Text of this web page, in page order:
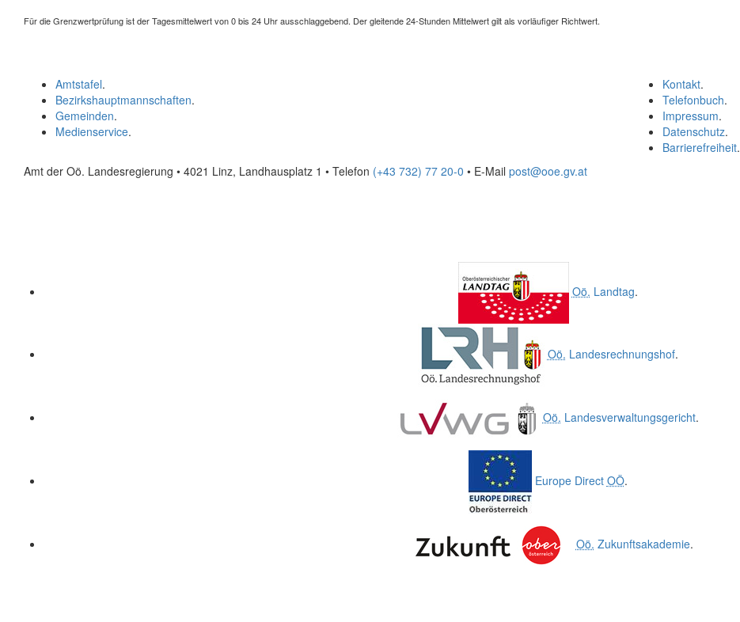
Für die Grenzwertprüfung ist der Tagesmittelwert von 0 bis 24 Uhr ausschlaggebend. Der gleitende 24-Stunden Mittelwert gilt als vorläufiger Richtwert.
Kontakt.
Telefonbuch.
Impressum.
Datenschutz.
Barrierefreiheit.
Amtstafel.
Bezirkshauptmannschaften.
Gemeinden.
Medienservice.
Amt der Oö. Landesregierung • 4021 Linz, Landhausplatz 1 • Telefon (+43 732) 77 20-0 • E-Mail post@ooe.gv.at
Oö. Landtag.
Oö. Landesrechnungshof.
Oö. Landesverwaltungsgericht.
Europe Direct OÖ.
Oö. Zukunftsakademie.